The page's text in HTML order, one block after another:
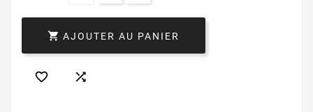
 AJOUTER AU PANIER
 